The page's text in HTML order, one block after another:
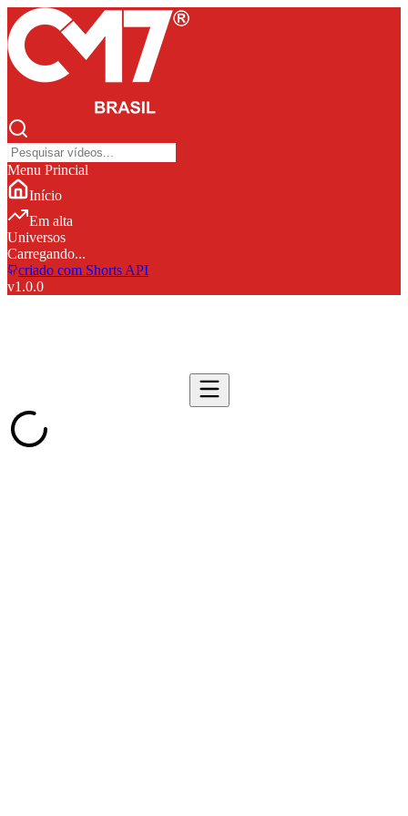
Menu Princial
Início
Em alta
Universos
Carregando...
criado com Shorts API
v1.0.0